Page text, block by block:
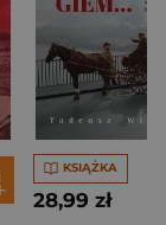
KSIĄŻKA
28,99 zł